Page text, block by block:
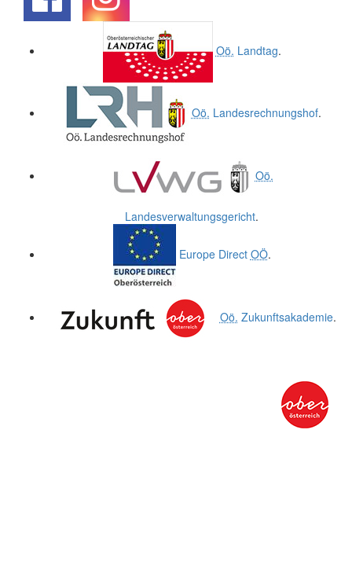
Oö. Landtag.
Oö. Landesrechnungshof.
Oö.
Landesverwaltungsgericht.
Europe Direct OÖ.
Oö. Zukunftsakademie.